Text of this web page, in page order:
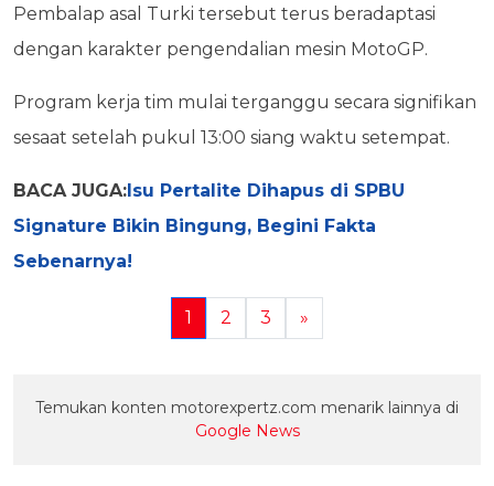
Pembalap asal Turki tersebut terus beradaptasi
dengan karakter pengendalian mesin MotoGP.
Program kerja tim mulai terganggu secara signifikan
sesaat setelah pukul 13:00 siang waktu setempat.
BACA JUGA:Isu Pertalite Dihapus di SPBU
Signature Bikin Bingung, Begini Fakta
Sebenarnya!
1 2 3 »
Temukan konten motorexpertz.com menarik lainnya di
Google News